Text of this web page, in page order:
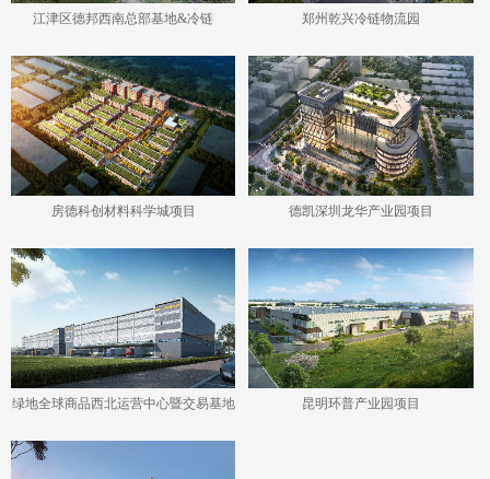
江津区德邦西南总部基地&冷链 郑州乾兴冷链物流园
房德科创材料科学城项目 德凯深圳龙华产业园项目
绿地全球商品西北运营中心暨交易基地 昆明环普产业园项目